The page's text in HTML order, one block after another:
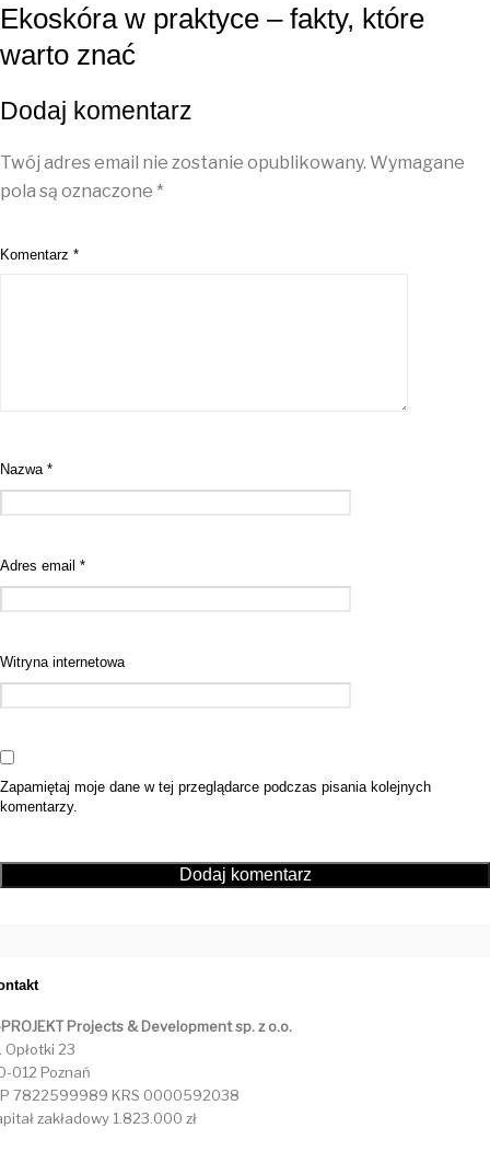
Ekoskóra w praktyce – fakty, które
warto znać
Dodaj komentarz
Twój adres email nie zostanie opublikowany. Wymagane
pola są oznaczone *
Komentarz *
Nazwa *
Adres email *
Witryna internetowa
Zapamiętaj moje dane w tej przeglądarce podczas pisania kolejnych
komentarzy.
Projects & Development sp. z o.o.
Opłotki 23
012 Poznań
7822599989 KRS 0000592038
zakładowy 1.823.000 zł